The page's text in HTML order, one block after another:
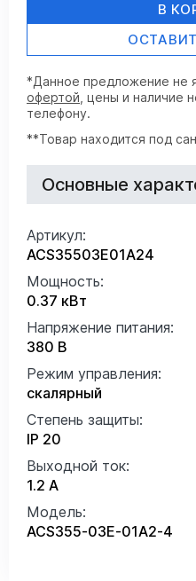
В
*Данное предложение не
офертой , цены и наличие
телефону.
**Товар находится под
Основные
Артикул:
ACS35503E01A24
Мощность:
0.37 кВт
Напряжение питания:
380 В
Режим управления:
скалярный
Степень защиты:
IP 20
Выходной ток:
1.2 А
Модель:
ACS355-03E-01A2-4